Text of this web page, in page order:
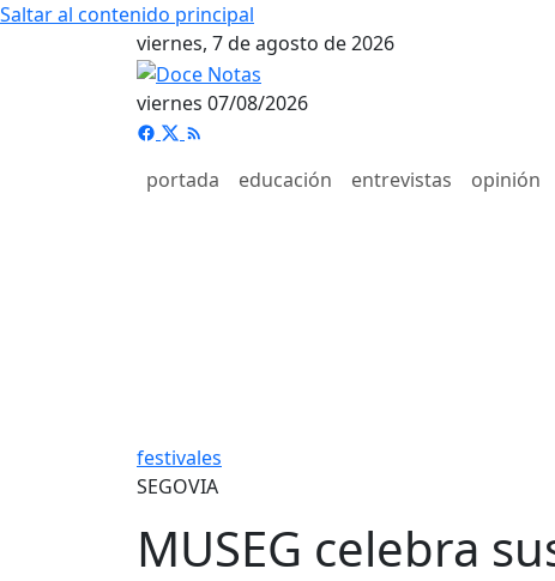
Saltar al contenido principal
viernes, 7 de agosto de 2026
viernes 07/08/2026
portada educación entrevistas opinión
festivales
SEGOVIA
MUSEG celebra